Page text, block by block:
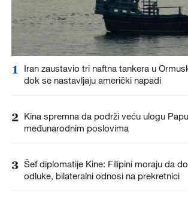
1
Iran zaustavio tri naftna tankera u
dok se nastavljaju američki napadi
2 Kina spremna da podrži veću ulogu
međunarodnim poslovima
3 Šef diplomatije Kine: Filipini moraju da
odluke, bilateralni odnosi na prekretnici